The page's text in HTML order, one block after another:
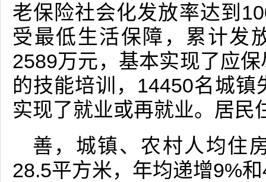
老保险社会化发放率达到
受最低生活保障，累计发
2589万元，基本实现了应
的技能培训，14450名城
实现了就业或再就业。居民
善，城镇、农村人均住
28.5平方米，年均递增9%